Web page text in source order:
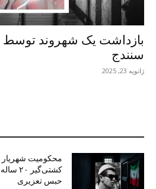
بازداشت یک شهروند توسط
سنندج
ژانویه 23, 2025
محکومیت شهریار
حبس تعزیری